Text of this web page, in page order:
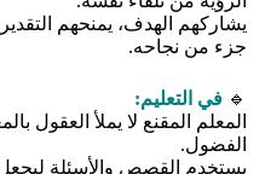
يشاركهم الهدف، يمنحهم
جزء من نجاحه.
🔹 في التعليم:
المعلم المقنع لا يملأ العقول
الفضول.
يستخدم القصص والأسئلة